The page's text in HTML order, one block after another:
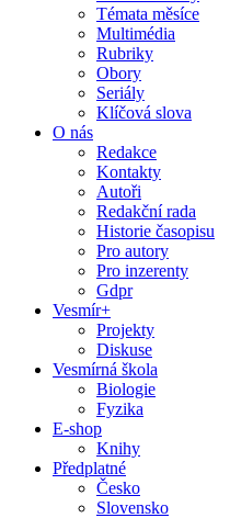
Témata měsíce
Multimédia
Rubriky
Obory
Seriály
Klíčová slova
O nás
Redakce
Kontakty
Autoři
Redakční rada
Historie časopisu
Pro autory
Pro inzerenty
Gdpr
Vesmír+
Projekty
Diskuse
Vesmírná škola
Biologie
Fyzika
E-shop
Knihy
Předplatné
Česko
Slovensko